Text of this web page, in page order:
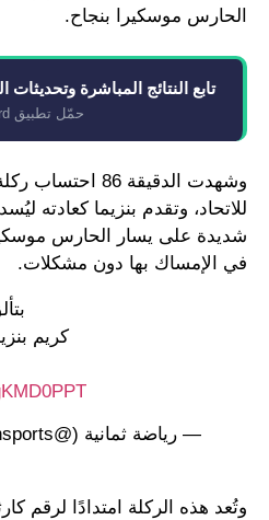
الحارس موسكيرا بنجاح.
تابع النتائج المباشرة وتحديثات
حمّل تطبيق Fanzword
وشهدت الدقيقة 86
للاتحاد، وتقدم بنزيما كعادته
شديدة على يسار الحارس
في الإمساك بها دون مشكلات.
كريم
— رياضة ثمانية (@thmanyahsports)
وتُعد هذه الركلة امتدادًا لرقم